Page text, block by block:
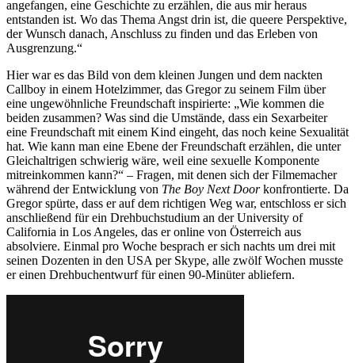
angefangen, eine Geschichte zu erzählen, die aus mir heraus
entstanden ist. Wo das Thema Angst drin ist, die queere Perspektive,
der Wunsch danach, Anschluss zu finden und das Erleben von
Ausgrenzung.“
Hier war es das Bild von dem kleinen Jungen und dem nackten
Callboy in einem Hotelzimmer, das Gregor zu seinem Film über
eine ungewöhnliche Freundschaft inspirierte: „Wie kommen die
beiden zusammen? Was sind die Umstände, dass ein Sexarbeiter
eine Freundschaft mit einem Kind eingeht, das noch keine Sexualität
hat. Wie kann man eine Ebene der Freundschaft erzählen, die unter
Gleichaltrigen schwierig wäre, weil eine sexuelle Komponente
mitreinkommen kann?“ – Fragen, mit denen sich der Filmemacher
während der Entwicklung von The Boy Next Doorkonfrontierte. Da
Gregor spürte, dass er auf dem richtigen Weg war, entschloss er sich
anschließend für ein Drehbuchstudium an der University of
California in Los Angeles, das er online von Österreich aus
absolviere. Einmal pro Woche besprach er sich nachts um drei mit
seinen Dozenten in den USA per Skype, alle zwölf Wochen musste
er einen Drehbuchentwurf für einen 90-Minüter abliefern.